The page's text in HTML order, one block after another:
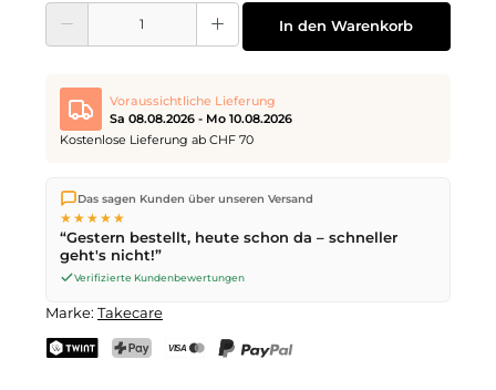
Produkt Anzahl: Gib den gewünschten Wert ein oder benutze die
In den Warenkorb
Voraussichtliche Lieferung
Sa 08.08.2026 - Mo 10.08.2026
Kostenlose Lieferung ab CHF 70
Wir versenden direkt aus unserem Lager in Kriens. Ab
ist die Lieferung kostenlos. Bestellungen bis
werden noch am selben Tag versendet – Zustellung am
nächsten Werktagmit der Schweizerischen Post.
Samstagszustellung am
bisFreitag, 17 Uhr.
Das sagen Kunden über unseren Versand
★★★★★
“Gestern bestellt, heute schon da – schneller
geht's nicht!”
Verifizierte Kundenbewertungen
Marke: Takecare